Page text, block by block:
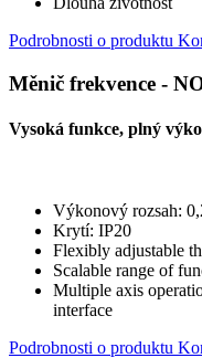
Podrobnosti o produktu
Měnič frekvence -
Vysoká funkce, plný
Výkonový rozsah:
Krytí: IP20
Flexibly adjustable
Scalable range of
Multiple axis
interface
Podrobnosti o produktu